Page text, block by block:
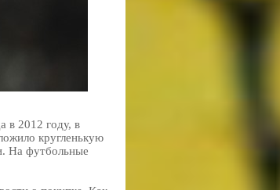
в 2012 году, в
кругленькую
На футбольные